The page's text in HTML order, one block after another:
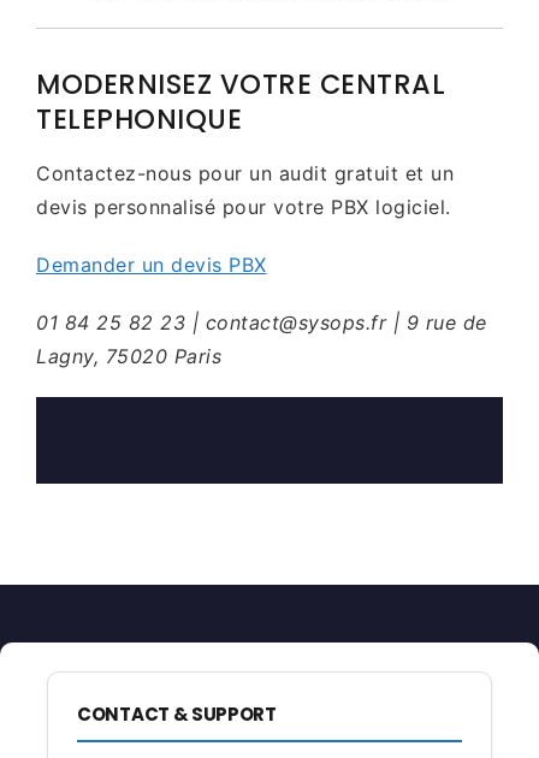
MODERNISEZ VOTRE CENTRAL
TELEPHONIQUE
Contactez-nous pour un audit gratuit et un
devis personnalisé pour votre PBX logiciel.
Demander un devis PBX
01 84 25 82 23 | contact@sysops.fr | 9 rue de
Lagny, 75020 Paris
CONTACT & SUPPORT